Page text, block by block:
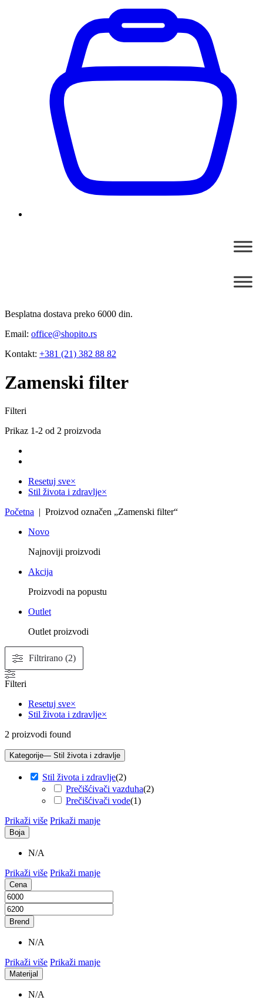
Besplatna dostava preko 6000 din.
Email: office@shopito.rs
Kontakt: +381 (21) 382 88 82
Zamenski filter
Filteri
Prikaz 1-2 od 2 proizvoda
Resetuj sve×
Stil života i zdravlje×
Početna | Proizvod označen „Zamenski filter“
Novo
Najnoviji proizvodi
Akcija
Proizvodi na popustu
Outlet
Outlet proizvodi
Filtrirano (2)
Filteri
Resetuj sve×
Stil života i zdravlje×
2 proizvodi found
Kategorije— Stil života i zdravlje
Stil života i zdravlje(2)
Prečišćivači vazduha(2)
Prečišćivači vode(1)
Prikaži više Prikaži manje
Boja
N/A
Prikaži više Prikaži manje
Cena
Brend
N/A
Prikaži više Prikaži manje
Materijal
N/A